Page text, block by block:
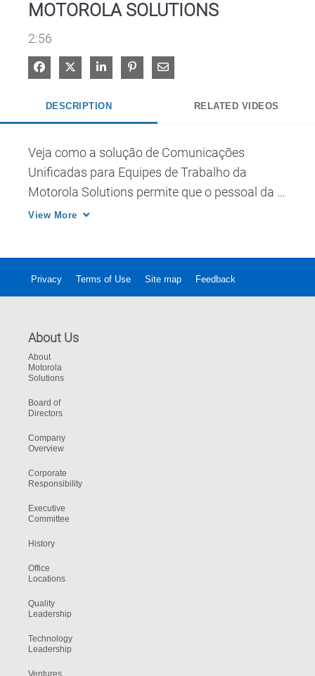
MOTOROLA SOLUTIONS
2:56
Share on Facebook
Share on XShare on LinkedIn
Pin on Pinterest
Share via Email
DESCRIPTION RELATED VIDEOS
Veja como a solução de Comunicações
Unificadas para Equipes de Trabalho da
Motorola Solutions permite que o pessoal da
fábrica possa colaborar entre eles de qualquer
View More
Privacy Terms of Use Site map Feedback
About Us
About
Motorola
Solutions
Board of
Directors
Company
Overview
Corporate
Responsibility
Executive
Committee
History
Office
Locations
Quality
Leadership
Technology
Leadership
Ventures